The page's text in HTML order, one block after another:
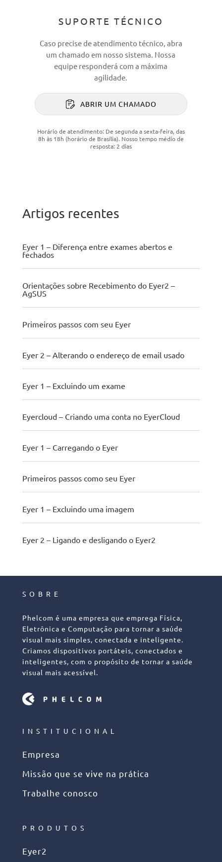
SUPORTE TÉCNICO
Caso precise de atendimento técnico, abra
um chamado em nosso sistema. Nossa
equipe responderá com a máxima
agilidade.
ABRIR UM CHAMADO
Horário de atendimento: De segunda a sexta-feira, das
8h às 18h (horário de Brasília). Nosso tempo médio de
resposta: 2 dias
Artigos recentes
Eyer 1 – Diferença entre exames abertos e
fechados
Orientações sobre Recebimento do Eyer2 –
AgSUS
Primeiros passos com seu Eyer
Eyer 2 – Alterando o endereço de email usado
Eyer 1 – Excluindo um exame
Eyercloud – Criando uma conta no EyerCloud
Eyer 1 – Carregando o Eyer
Primeiros passos como seu Eyer
Eyer 1 – Excluindo uma imagem
Eyer 2 – Ligando e desligando o Eyer2
SOBRE
Phelcom é uma empresa que emprega Física,
Eletrônica e Computação para tornar a saúde
visual mais simples, conectada e inteligente.
Criamos dispositivos portáteis, conectados e
inteligentes, com o propósito de tornar a saúde
visual mais acessível.
INSTITUCIONAL
Empresa
Missão que se vive na prática
Trabalhe conosco
PRODUTOS
Eyer2